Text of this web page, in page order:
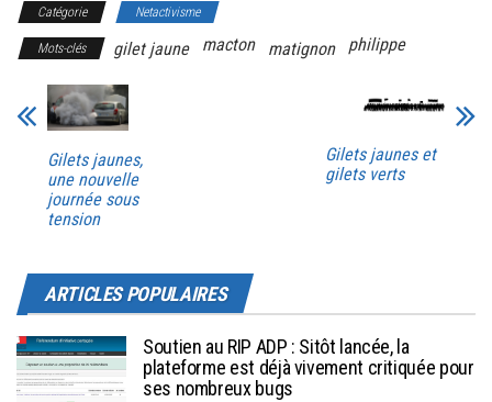
Catégorie Netactivisme
Mots-clés gilet jaune macton matignon philippe
Gilets jaunes,
une nouvelle
journée sous
tension
Gilets jaunes et
gilets verts
ARTICLES POPULAIRES
Soutien au RIP ADP : Sitôt lancée, la
plateforme est déjà vivement critiquée pour
ses nombreux bugs